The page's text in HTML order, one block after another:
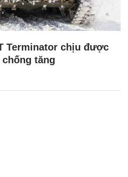
Terminator chịu được
tăng